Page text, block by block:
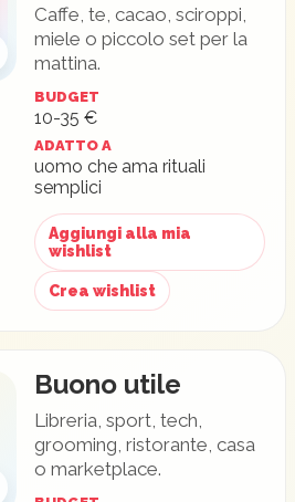
Caffe, te, cacao, sciroppi,
miele o piccolo set per la
mattina.
BUDGET
10-35 €
ADATTO A
uomo che ama rituali
semplici
Aggiungi alla mia
wishlist
Crea wishlist
Buono utile
Libreria, sport, tech,
grooming, ristorante, casa
o marketplace.